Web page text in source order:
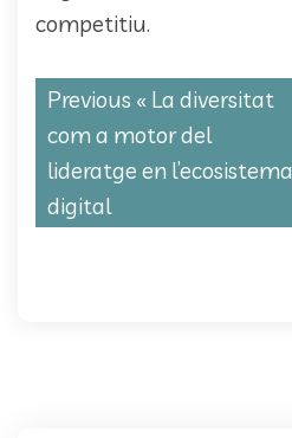
competitiu.
Previous « La diversitat
com a motor del
lideratge en l’ecosistema
digital